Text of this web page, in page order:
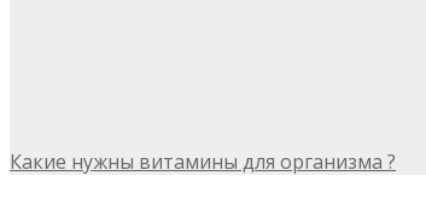
Какие нужны витамины для организма ?